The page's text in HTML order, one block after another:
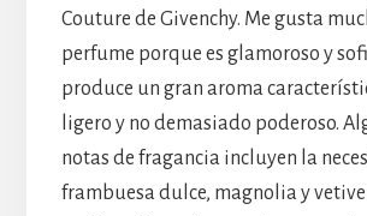
Couture de Givenchy. Me gusta
perfume porque es glamoroso y
produce un gran aroma
ligero y no demasiado poderoso.
notas de fragancia incluyen la
frambuesa dulce, magnolia y